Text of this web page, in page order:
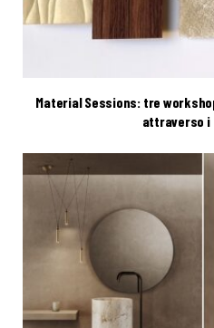
Material Sessions: tre
attraverso i